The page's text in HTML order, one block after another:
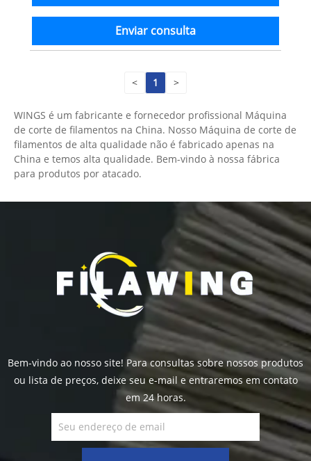
Enviar consulta
< 1 >
WINGS é um fabricante e fornecedor profissional Máquina
de corte de filamentos na China. Nosso Máquina de corte de
filamentos de alta qualidade não é fabricado apenas na
China e temos alta qualidade. Bem-vindo à nossa fábrica
para produtos por atacado.
Bem-vindo ao nosso site! Para consultas sobre nossos produtos
ou lista de preços, deixe seu e-mail e entraremos em contato
em 24 horas.